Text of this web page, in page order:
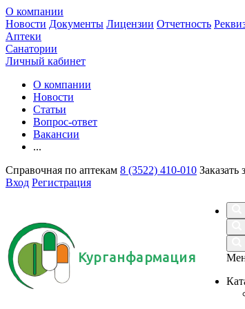
О компании
Новости Документы Лицензии Отчетность
Аптеки
Санатории
Личный кабинет
О компании
Новости
Статьи
Вопрос-ответ
Вакансии
...
Справочная по аптекам 8 (3522) 410-010 Заказать
Вход Регистрация
Курганфармация